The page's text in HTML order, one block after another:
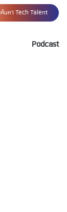
ค้นหา Tech Talent
Podcast